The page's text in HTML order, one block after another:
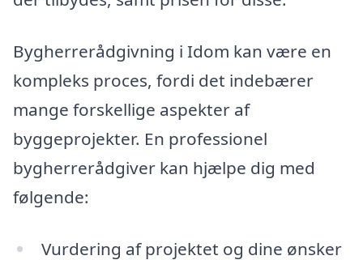
Bygherrerådgivning i Idom kan være en
kompleks proces, fordi det indebærer
mange forskellige aspekter af
byggeprojekter. En professionel
bygherrerådgiver kan hjælpe dig med
følgende:
Vurdering af projektet og dine ønsker